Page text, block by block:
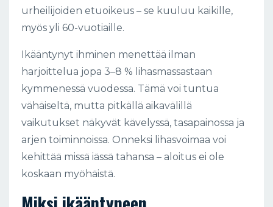
urheilijoiden etuoikeus – se kuuluu kaikille,
myös yli 60-vuotiaille.
Ikääntynyt ihminen menettää ilman
harjoittelua jopa 3–8 % lihasmassastaan
kymmenessä vuodessa. Tämä voi tuntua
vähäiseltä, mutta pitkällä aikavälillä
vaikutukset näkyvät kävelyssä, tasapainossa ja
arjen toiminnoissa. Onneksi lihasvoimaa voi
kehittää missä iässä tahansa – aloitus ei ole
koskaan myöhäistä.